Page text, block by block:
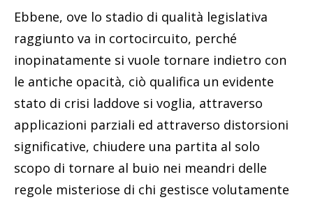
Ebbene, ove lo stadio di qualità legislativa
raggiunto va in cortocircuito, perché
inopinatamente si vuole tornare indietro con
le antiche opacità, ciò qualifica un evidente
stato di crisi laddove si voglia, attraverso
applicazioni parziali ed attraverso distorsioni
significative, chiudere una partita al solo
scopo di tornare al buio nei meandri delle
regole misteriose di chi gestisce volutamente